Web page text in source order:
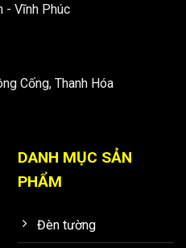
- Vĩnh Phúc
Cống, Thanh Hóa
DANH MỤC SẢN
PHẨM
Đèn tường